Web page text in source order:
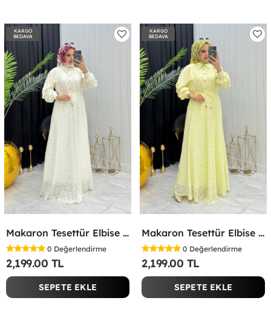
KARGO
BEDAVA
Makaron Tesettür Elbise Beyaz Beyaz
0 Değerlendirme
2,199.00 TL
SEPETE EKLE
KARGO
BEDAVA
Makaron Tesettür Elbise Sarı Sarı
0 Değerlendirme
2,199.00 TL
SEPETE EKLE